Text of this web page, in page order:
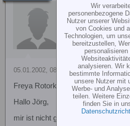
Thomas Isariuk
05.01.2002, 08:33
Freya Rotorkopf Montage
Hallo Jörg,
mir ist nicht ganz klar, was Du mit
Wir
personenbezogene
Nutzer unserer
von Cookies und
Technologien, um
bereitzustellen,
personalisieren
analysieren. Wir
bestimmte
unsere Nutzer mit
Werbe- und
teilen. Weitere
finden Sie in